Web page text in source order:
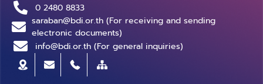
0 2480 8833
saraban@bdi.or.th (For receiving and sending
electronic documents)
info@bdi.or.th (For general inquiries)